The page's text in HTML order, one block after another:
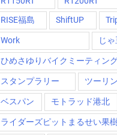
RISE福島
ShiftUP
Work じゃ
ひめさゆりバイクミーティン
スタンプラリー ツーリ
ベスパン モトラッド港北
ライダーズピットまるせい果